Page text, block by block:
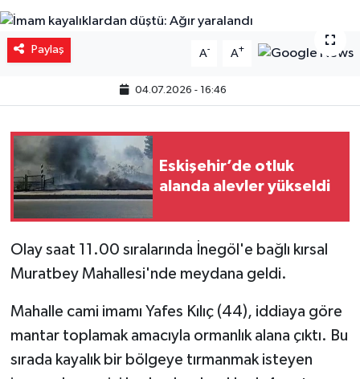
Paylaş A- A+
04.07.2026 - 16:46
Eskişehir’de otluk
alanda alevler yükseldi
Olay saat 11.00 sıralarında İnegöl'e bağlı kırsal
Muratbey Mahallesi'nde meydana geldi.
Mahalle cami imamı Yafes Kılıç (44), iddiaya göre
mantar toplamak amacıyla ormanlık alana çıktı. Bu
sırada kayalık bir bölgeye tırmanmak isteyen
Sağlık
Yaşam
Resmi ilanlar
Haber Arşivi